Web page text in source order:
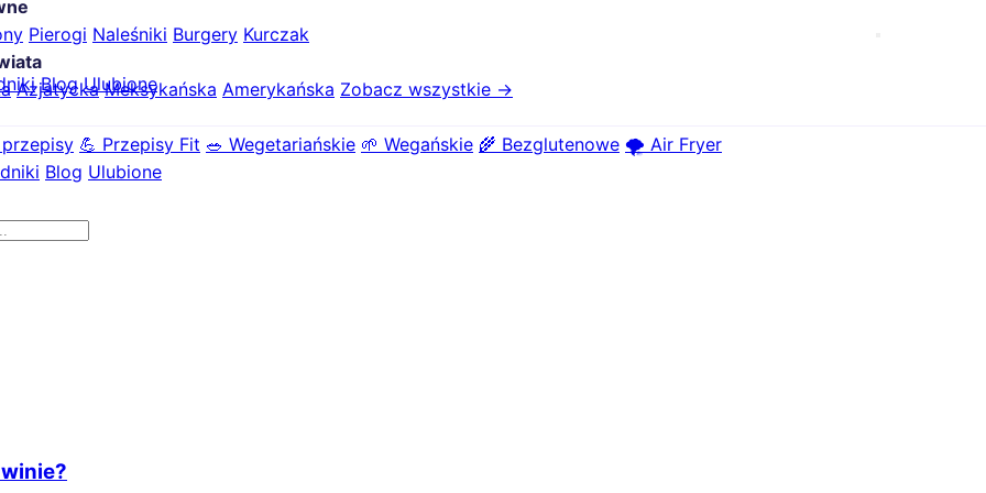
Pierogi Naleśniki Burgery Kurczak
Azjatycka Meksykańska Amerykańska Zobacz wszystkie →
💪 Przepisy Fit 🥗 Wegetariańskie 🌱 Wegańskie 🌾 Bezglutenowe 🌪️ Air Fryer
Blog Ulubione
Blog Ulubione